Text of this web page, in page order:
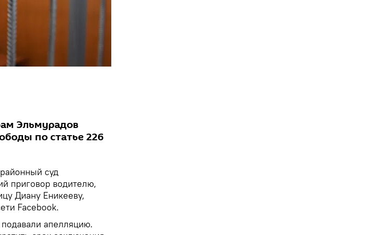
Эльмурадов
по статье 226
суд
приговор водителю,
Диану Еникееву,
Facebook.
апелляцию.